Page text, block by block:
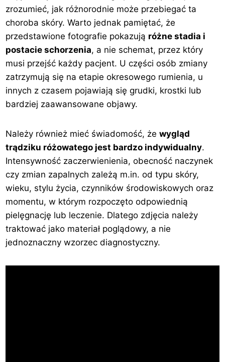
zrozumieć, jak różnorodnie może przebiegać ta
choroba skóry. Warto jednak pamiętać, że
przedstawione fotografie pokazują różne stadia i
postacie schorzenia, a nie schemat, przez który
musi przejść każdy pacjent. U części osób zmiany
zatrzymują się na etapie okresowego rumienia, u
innych z czasem pojawiają się grudki, krostki lub
bardziej zaawansowane objawy.
Należy również mieć świadomość, żewygląd
trądziku różowatego jest bardzo indywidualny.
Intensywność zaczerwienienia, obecność naczynek
czy zmian zapalnych zależą m.in. od typu skóry,
wieku, stylu życia, czynników środowiskowych oraz
momentu, w którym rozpoczęto odpowiednią
pielęgnację lub leczenie. Dlatego zdjęcia należy
traktować jako materiał poglądowy, a nie
jednoznaczny wzorzec diagnostyczny.